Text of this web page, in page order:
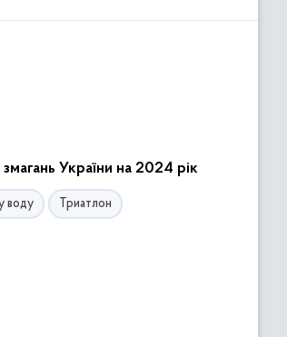
України на 2024 рік
воду Триатлон